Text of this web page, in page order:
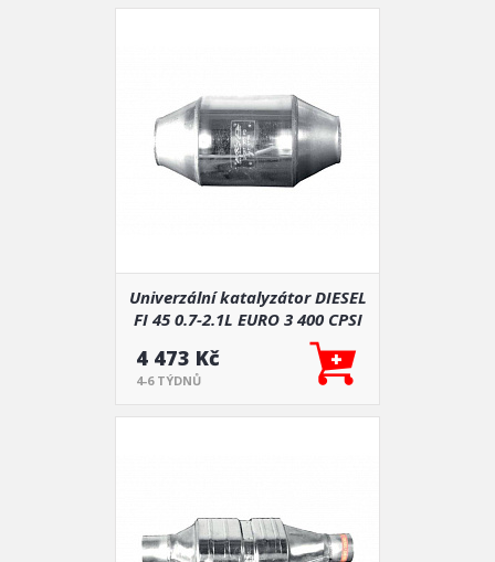
Univerzální katalyzátor DIESEL
FI 45 0.7-2.1L EURO 3 400 CPSI
4 473 Kč
4-6 TÝDNŮ